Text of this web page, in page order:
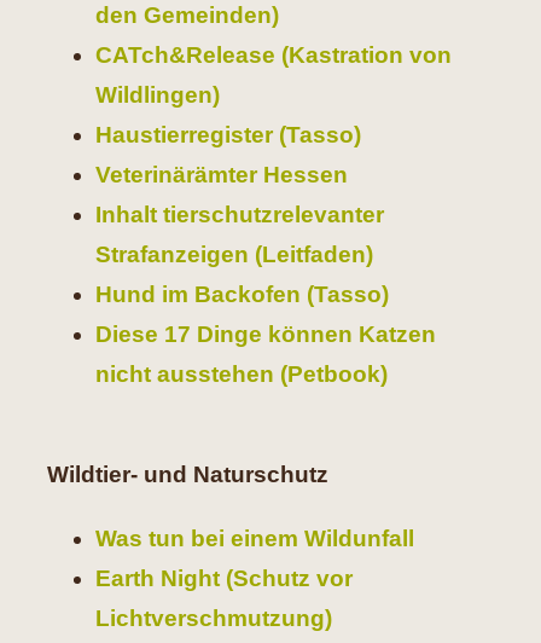
den Gemeinden)
CATch&Release (Kastration von
Wildlingen)
Haustierregister (Tasso)
Veterinärämter Hessen
Inhalt tierschutzrelevanter
Strafanzeigen (Leitfaden)
Hund im Backofen (Tasso)
Diese 17 Dinge können Katzen
nicht ausstehen (Petbook)
Wildtier- und Naturschutz
Was tun bei einem Wildunfall
Earth Night (Schutz vor
Lichtverschmutzung)